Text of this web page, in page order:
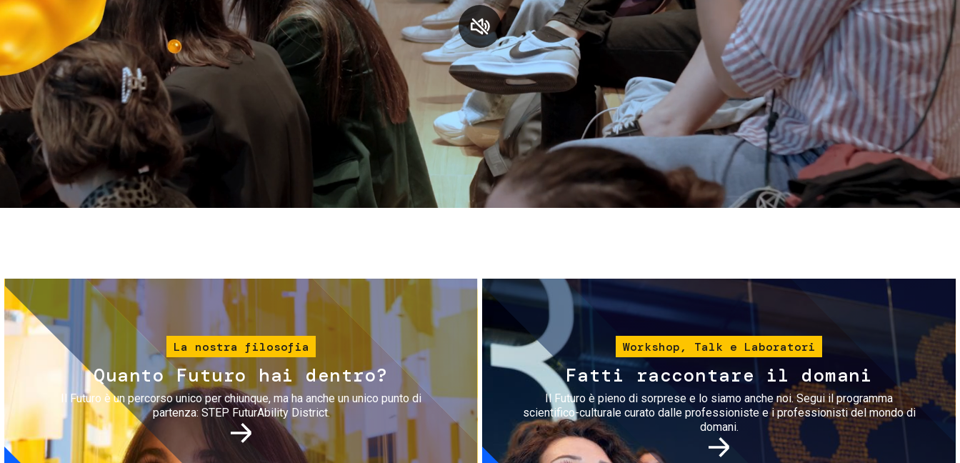
Servizi e accessibilità
Contatti
Biglietti
Immagine
La nostra filosofia
Quanto Futuro hai dentro?
Il Futuro è un percorso unico per chiunque, ma ha anche un unico punto di
partenza: STEP FuturAbility District.
Immagine
Workshop, Talk e Laboratori
Fatti raccontare il domani
Il Futuro è pieno di sorprese e lo siamo anche noi. Segui il programma
scientifico-culturale curato dalle professioniste e i professionisti del mondo di
domani.